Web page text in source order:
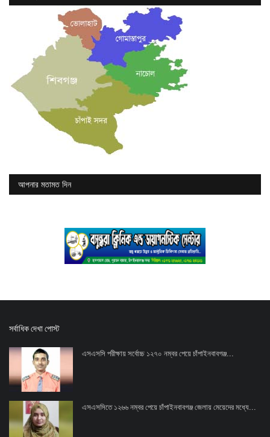
আপনার মতামত দিন
সর্বাধিক দেখা পোস্ট
এসএসসি পরীক্ষায় সর্বোচ্চ ১২৭০ নম্বর পেয়ে চাঁপাইনবাবগঞ্জ...
এসএসসিতে ১২৬৬ নম্বর পেয়ে চাঁপাইনবাবগঞ্জ জেলায় মেয়েদের মধ্যে...